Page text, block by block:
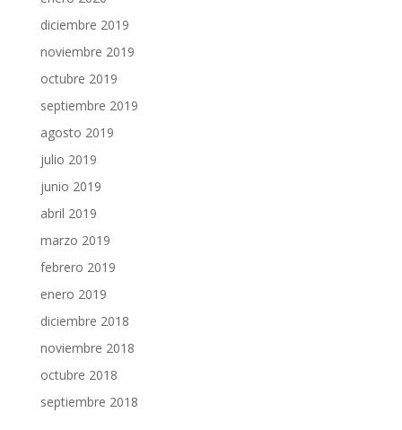
diciembre 2019
noviembre 2019
octubre 2019
septiembre 2019
agosto 2019
julio 2019
junio 2019
abril 2019
marzo 2019
febrero 2019
enero 2019
diciembre 2018
noviembre 2018
octubre 2018
septiembre 2018